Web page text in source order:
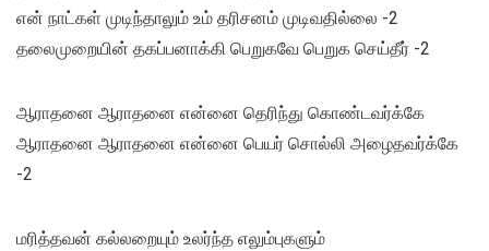
என் நாட்கள் முடிந்தாலும் உம் தரிசனம் முடிவதில்லை -2
தலைமுறையின் தகப்பனாக்கி பெறுகவே பெறுக செய்தீர் -2
ஆராதனை ஆராதனை என்னை தெரிந்து கொண்டவர்க்கே
ஆராதனை ஆராதனை என்னை பெயர் சொல்லி அழைதவர்க்கே
-2
மரித்தவன் கல்லறையும் உலர்ந்த எலும்புகளும்